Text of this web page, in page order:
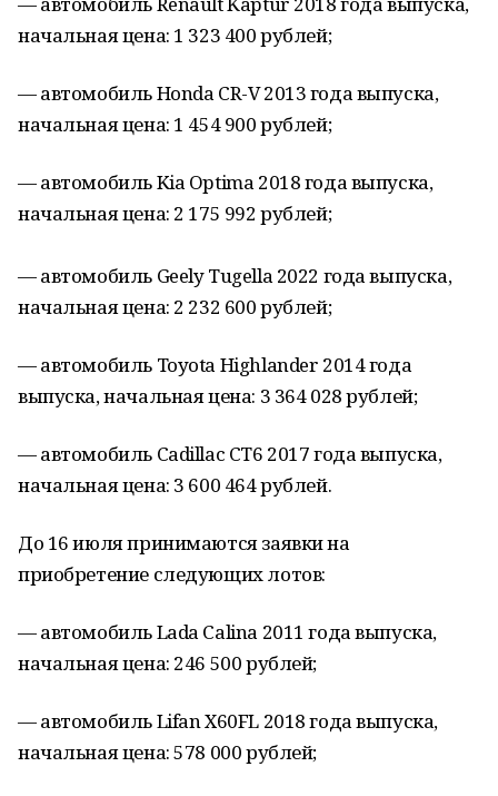
начальная цена: 1 323 400 рублей;
— автомобиль Honda CR-V 2013 года выпуска,
начальная цена: 1 454 900 рублей;
— автомобиль Kia Optima 2018 года выпуска,
начальная цена: 2 175 992 рублей;
— автомобиль Geely Tugella 2022 года выпуска,
начальная цена: 2 232 600 рублей;
— автомобиль Toyota Highlander 2014 года
выпуска, начальная цена: 3 364 028 рублей;
— автомобиль Cadillac CT6 2017 года выпуска,
начальная цена: 3 600 464 рублей.
До 16 июля принимаются заявки на
приобретение следующих лотов:
— автомобиль Lada Сalina 2011 года выпуска,
начальная цена: 246 500 рублей;
— автомобиль Lifan X60FL 2018 года выпуска,
начальная цена: 578 000 рублей;